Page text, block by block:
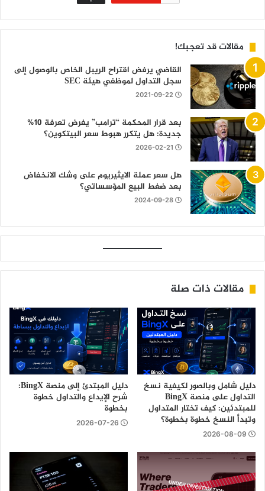
مقالات قد تعجبك!
القاضي يرفض اقتراح الريبل الخاص بالوصول إلى
سجل التداول لموظفي هيئة SEC
2021-09-22
بعد قرار المحكمة “ترامب” يفرض تعرفة 10%
جديدة: هل يتكرر هبوط سعر البيتكوين؟
2026-02-21
هل سعر عملة الايثيريوم على وشك الانخفاض
بعد ضغط البيع المؤسساتي؟
2024-09-28
مقالات ذات صلة
دليل شامل وبالصور لكيفية نسخ
التداول على منصة BingX
للمبتدئين: كيف تختار المتداول
وتبدأ النسخ خطوة بخطوة؟
2026-08-09
دليل المبتدئ إلى منصة BingX:
شرح الإيداع والتداول خطوة
بخطوة
2026-07-26